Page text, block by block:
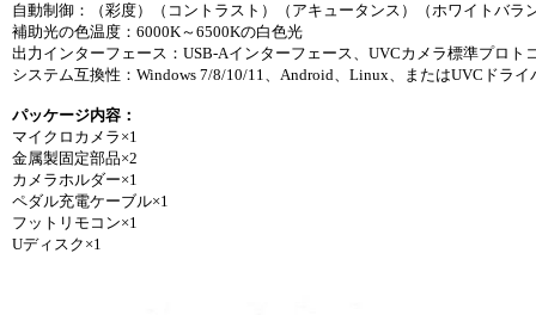
自動制御：（彩度）（コントラスト）（アキュータンス）（ホワイトバラ
補助光の色温度：6000K～6500Kの白色光
出力インターフェース：USB-Aインターフェース、UVCカメラ標準プロト
システム互換性：Windows 7/8/10/11、Android、Linux、またはUVCドライ
パッケージ内容：
マイクロカメラ×1
金属製固定部品×2
カメラホルダー×1
ペダル充電ケーブル×1
フットリモコン×1
Uディスク×1